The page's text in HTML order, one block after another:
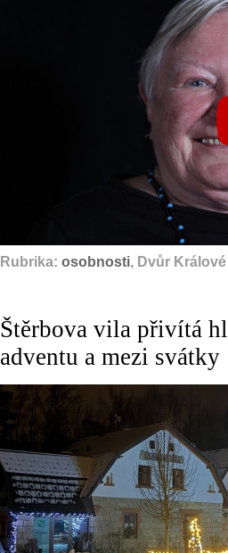
Rubrika: osobnosti, Dvůr
Štěrbova vila přivítá
adventu a mezi svátky